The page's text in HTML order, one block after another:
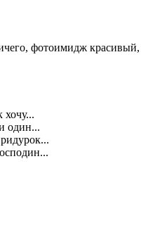
фотоимидж красивый,
хочу...
один...